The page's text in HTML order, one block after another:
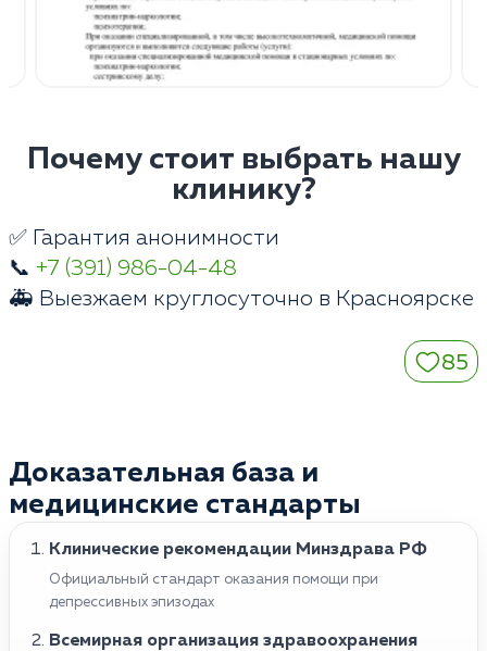
Почему стоит выбрать нашу
клинику?
✅ Гарантия анонимности
📞 +7 (391) 986-04-48
🚑 Выезжаем круглосуточно в Красноярске
85
Доказательная база и
медицинские стандарты
Клинические рекомендации Минздрава РФ
Официальный стандарт оказания помощи при
депрессивных эпизодах
Всемирная организация здравоохранения